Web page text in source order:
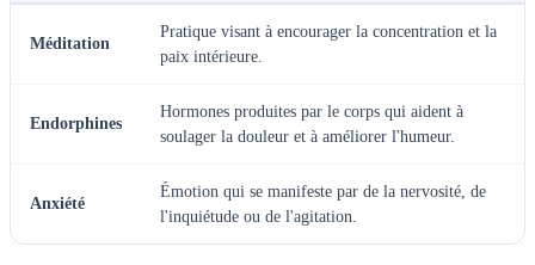
Méditation
Pratique visant à encourager la concentration et la
paix intérieure.
Endorphines
Hormones produites par le corps qui aident à
soulager la douleur et à améliorer l'humeur.
Anxiété
Émotion qui se manifeste par de la nervosité, de
l'inquiétude ou de l'agitation.